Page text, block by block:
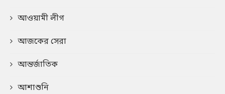
আওয়ামী লীগ
আজকের সেরা
আন্তর্জাতিক
আশাশুনি